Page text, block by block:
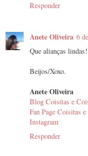
Responder
Anete Oliveira 6
Que alianças lindas!
Beijos/Xoxo.
Anete Oliveira
Blog Coisitas e
Fan Page Coisitas
Instagram
Responder